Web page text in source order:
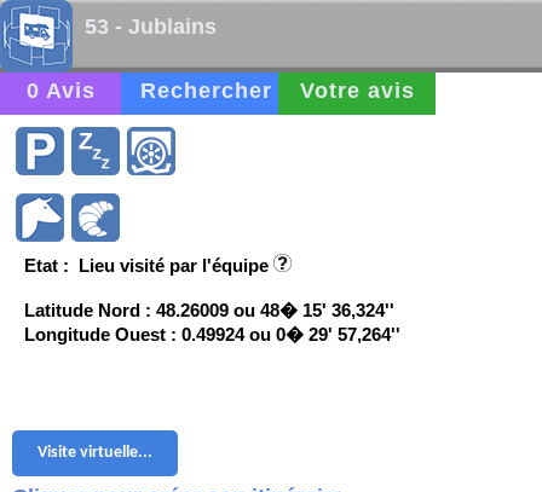
53 - Jublains
0 Avis Rechercher Votre avis
Etat : Lieu visité par l'équipe
Latitude Nord : 48.26009 ou 48� 15' 36,324''
Longitude Ouest : 0.49924 ou 0� 29' 57,264''
Visite virtuelle...